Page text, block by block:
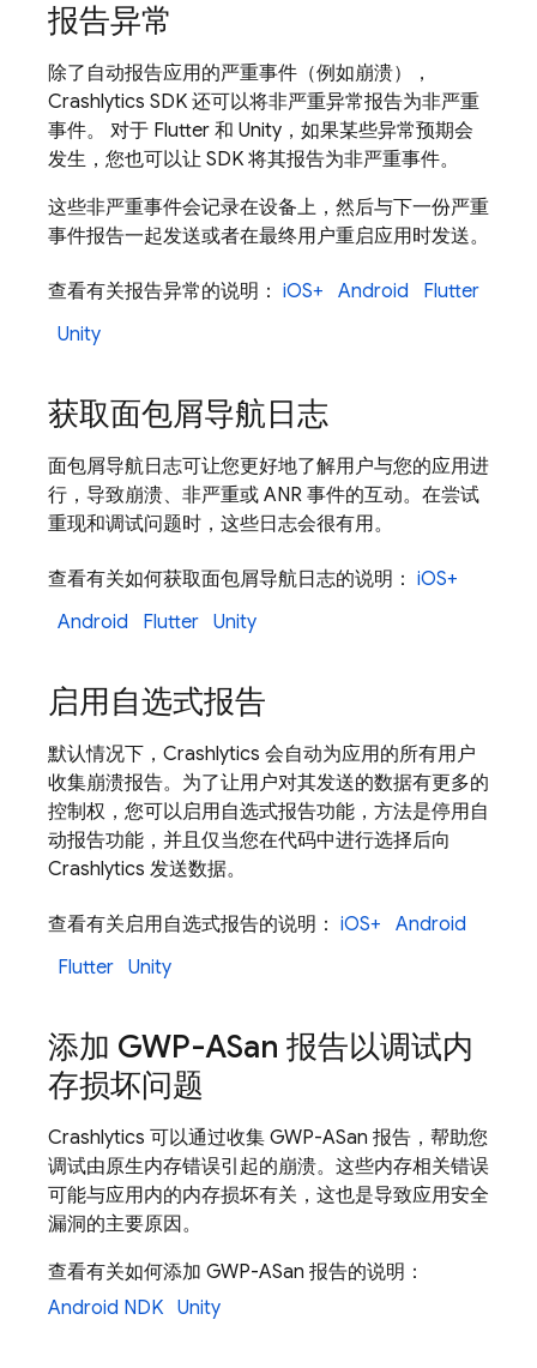
报告异常
除了自动报告应用的严重事件（例如崩溃），
Crashlytics SDK 还可以将非严重异常报告为非严重
事件。 对于 Flutter 和 Unity，如果某些异常预期会
发生，您也可以让 SDK 将其报告为非严重事件。
这些非严重事件会记录在设备上，然后与下一份严重
事件报告一起发送或者在最终用户重启应用时发送。
查看有关报告异常的说明： iOS+ Android
Flutter
Unity
获取面包屑导航日志
面包屑导航日志可让您更好地了解用户与您的应用进
行，导致崩溃、非严重或 ANR 事件的互动。在尝试
重现和调试问题时，这些日志会很有用。
查看有关如何获取面包屑导航日志的说明： iOS+
Android
Flutter Unity
启用自选式报告
默认情况下， Crashlytics 会自动为应用的所有用户
收集崩溃报告。为了让用户对其发送的数据有更多的
控制权，您可以启用自选式报告功能，方法是停用自
动报告功能，并且仅当您在代码中进行选择后向
Crashlytics 发送数据。
查看有关启用自选式报告的说明： iOS+
Android
Flutter Unity
添加 GWP-ASan 报告以调试内
存损坏问题
Crashlytics 可以通过收集 GWP-ASan 报告，帮助您
调试由原生内存错误引起的崩溃。这些内存相关错误
可能与应用内的内存损坏有关，这也是导致应用安全
漏洞的主要原因。
查看有关如何添加 GWP-ASan 报告的说明：
Android NDK Unity